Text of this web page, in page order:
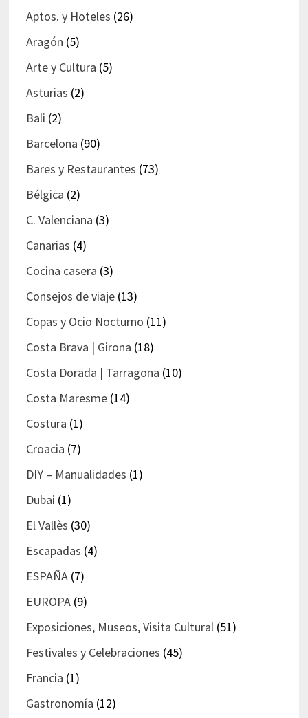
Aptos. y Hoteles (26)
Aragón (5)
Arte y Cultura (5)
Asturias (2)
Bali (2)
Barcelona (90)
Bares y Restaurantes (73)
Bélgica (2)
C. Valenciana (3)
Canarias (4)
Cocina casera (3)
Consejos de viaje(13)
Copas y Ocio Nocturno (11)
Costa Brava | Girona (18)
Costa Dorada | Tarragona (10)
Costa Maresme(14)
Costura (1)
Croacia (7)
DIY – Manualidades (1)
Dubai (1)
El Vallès (30)
Escapadas (4)
ESPAÑA(7)
EUROPA(9)
Exposiciones, Museos, Visita Cultural(51)
Festivales y Celebraciones (45)
Francia (1)
Gastronomía (12)